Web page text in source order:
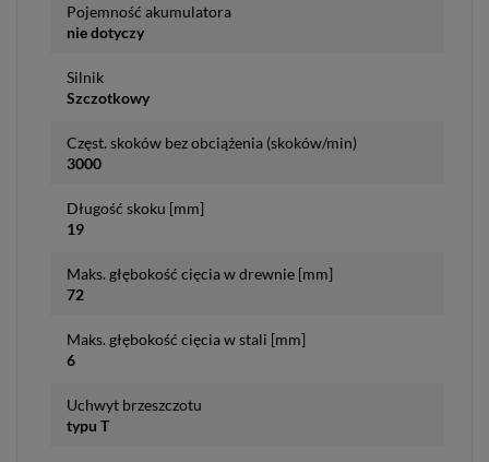
Pojemność akumulatora
nie dotyczy
Silnik
Szczotkowy
Częst. skoków bez obciążenia (skoków/min)
3000
Długość skoku [mm]
19
Maks. głębokość cięcia w drewnie [mm]
72
Maks. głębokość cięcia w stali [mm]
6
Uchwyt brzeszczotu
typu T